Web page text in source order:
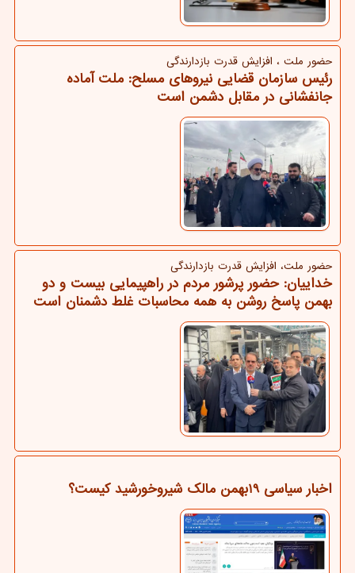
حضور ملت ، افزایش قدرت بازدارندگی
رئیس سازمان قضایی نیروهای مسلح: ملت آماده
جانفشانی در مقابل دشمن است
حضور ملت، افزایش قدرت بازدارندگی
خداییان: حضور پرشور مردم در راهپیمایی بیست و دو
بهمن پاسخ روشن به همه محاسبات غلط دشمنان است
اخبار سیاسی 19بهمن مالک شیروخورشید کیست؟